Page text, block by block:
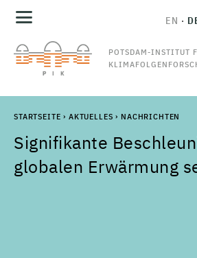
POTSDAM-INSTITUT
EN
STARTSEITE › AKTUELLES › NACHRICHTEN
Signifikante
globalen Erwärmung